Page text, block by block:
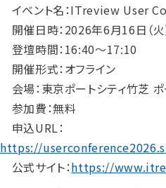
イベント名：ITreview User
開催日時：2026年6月16日（
登壇時間：16:40～17:10
開催形式：オフライン
会場：東京ポートシティ竹芝
参加費：無料
申込URL：
https://
公式サイト：https://